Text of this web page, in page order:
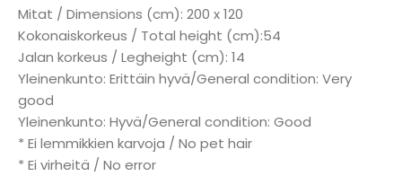
Mitat / Dimensions (cm): 200 x 120
Kokonaiskorkeus / Total height (cm):54
Jalan korkeus / Legheight (cm): 14
Yleinenkunto: Erittäin hyvä/General condition: Very
good
Yleinenkunto: Hyvä/General condition: Good
* Ei lemmikkien karvoja / No pet hair
* Ei virheitä / No error